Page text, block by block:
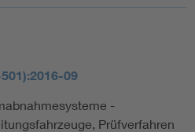
09
-
Prüfverfahren